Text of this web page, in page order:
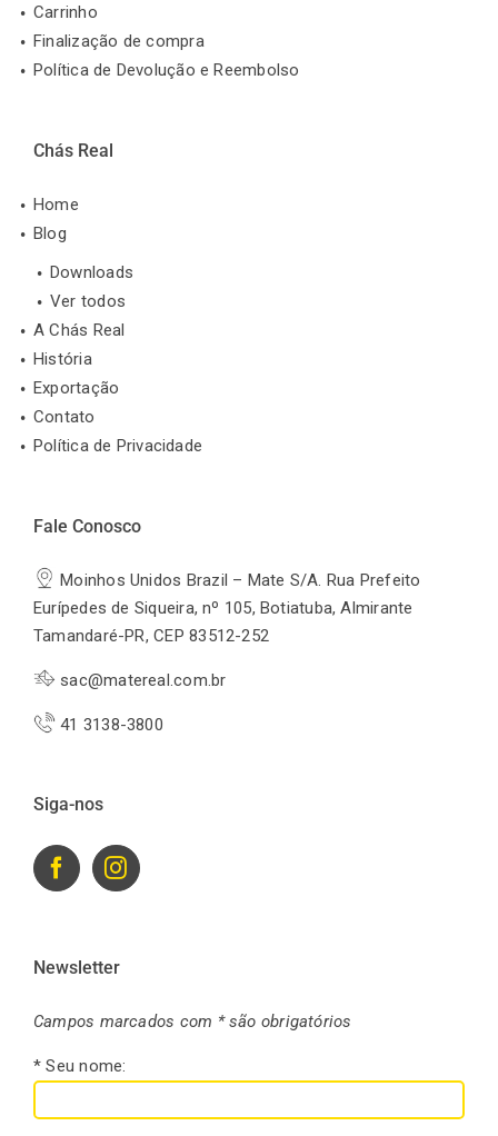
Carrinho
Finalização de compra
Política de Devolução e Reembolso
Chás Real
Home
Blog
Downloads
Ver todos
A Chás Real
História
Exportação
Contato
Política de Privacidade
Fale Conosco
Moinhos Unidos Brazil – Mate S/A. Rua Prefeito
Eurípedes de Siqueira, nº 105, Botiatuba, Almirante
Tamandaré-PR, CEP 83512-252
sac@matereal.com.br
41 3138-3800
Siga-nos
Newsletter
Campos marcados com * são obrigatórios
* Seu nome: